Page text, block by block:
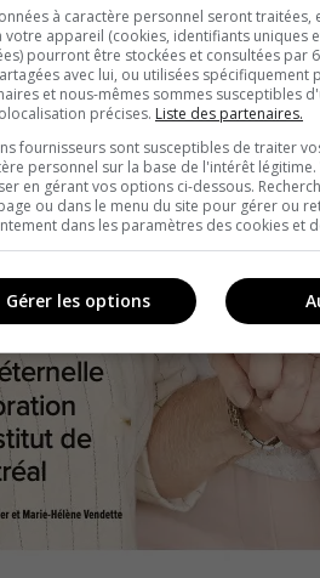
à caractère personnel seront traitées,
votre appareil (cookies, identifiants uniques
pourront être stockées et consultées par
avec lui, ou utilisées spécifiquement
et nous-mêmes sommes susceptibles
précises. Liste des partenaires.
fournisseurs sont susceptibles de traiter
personnel sur la base de l'intérêt légitime.
en gérant vos options ci-dessous.
ou dans le menu du site pour gérer ou
dans les paramètres des cookies et
Gérer les options